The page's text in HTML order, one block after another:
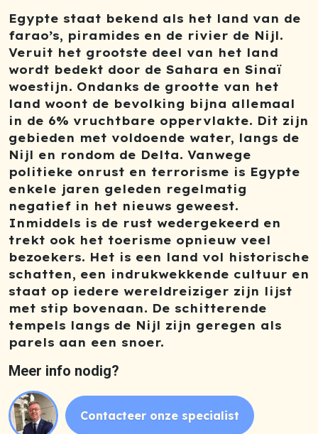
Egypte staat bekend als het land van de
farao’s, piramides en de rivier de Nijl.
Veruit het grootste deel van het land
wordt bedekt door de Sahara en Sinaï
woestijn. Ondanks de grootte van het
land woont de bevolking bijna allemaal
in de 6% vruchtbare oppervlakte. Dit zijn
gebieden met voldoende water, langs de
Nijl en rondom de Delta. Vanwege
politieke onrust en terrorisme is Egypte
enkele jaren geleden regelmatig
negatief in het nieuws geweest.
Inmiddels is de rust wedergekeerd en
trekt ook het toerisme opnieuw veel
bezoekers. Het is een land vol historische
schatten, een indrukwekkende cultuur en
staat op iedere wereldreiziger zijn lijst
met stip bovenaan. De schitterende
tempels langs de Nijl zijn geregen als
parels aan een snoer.
Meer info nodig?
Contacteer onze specialist